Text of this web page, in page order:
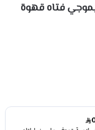
فتاه قهوة